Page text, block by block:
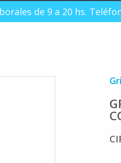
de 9 a 20 hs.